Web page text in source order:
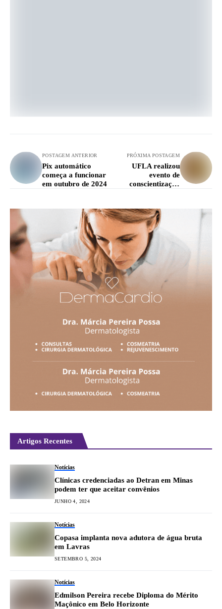
POSTAGEM ANTERIOR
Pix automático
começa a funcionar
em outubro de 2024
PRÓXIMA POSTAGEM
UFLA realizou
evento de
conscientização
Artigos Recentes
Notícias
Clínicas credenciadas ao Detran em Minas
podem ter que aceitar convênios
JUNHO 4, 2024
Notícias
Copasa implanta nova adutora de água bruta
em Lavras
SETEMBRO 5, 2024
Notícias
Edmilson Pereira recebe Diploma do Mérito
Maçônico em Belo Horizonte